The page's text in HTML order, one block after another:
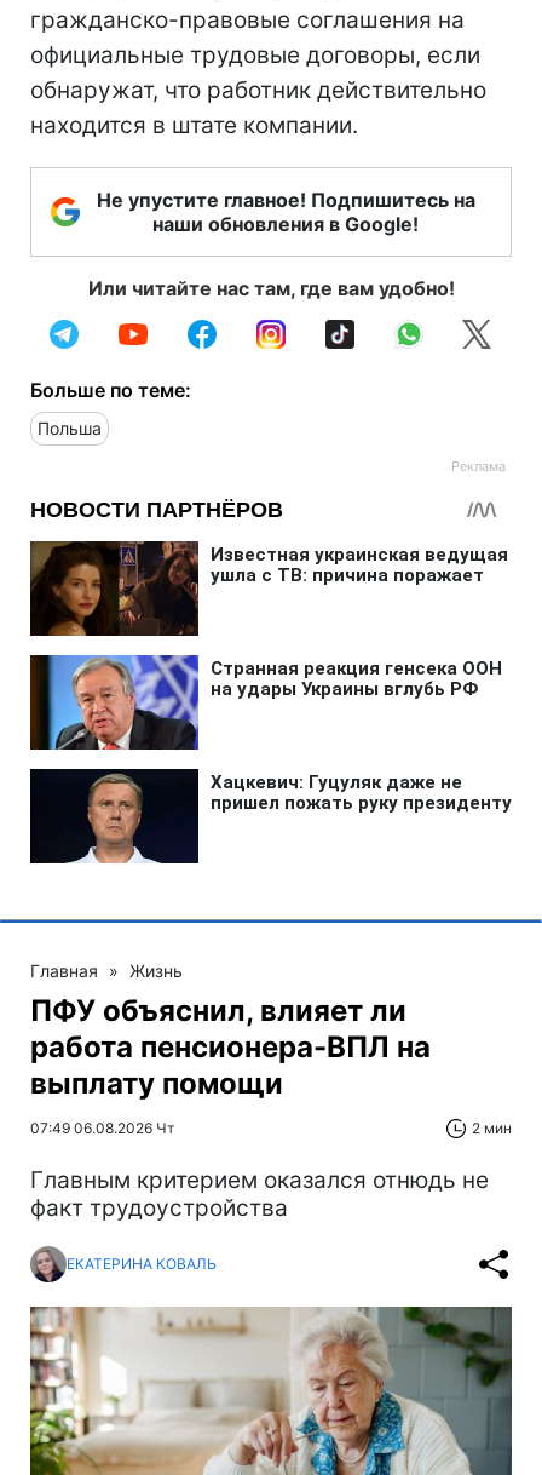
гражданско-правовые соглашения на
официальные трудовые договоры, если
обнаружат, что работник действительно
находится в штате компании.
Не упустите главное! Подпишитесь на
наши обновления в Google!
Или читайте нас там, где вам удобно!
Больше по теме:
Польша
Главная » Жизнь
ПФУ объяснил, влияет ли
работа пенсионера-ВПЛ на
выплату помощи
07:49 06.08.2026 Чт 2 мин
Главным критерием оказался отнюдь не
факт трудоустройства
ЕКАТЕРИНА КОВАЛЬ